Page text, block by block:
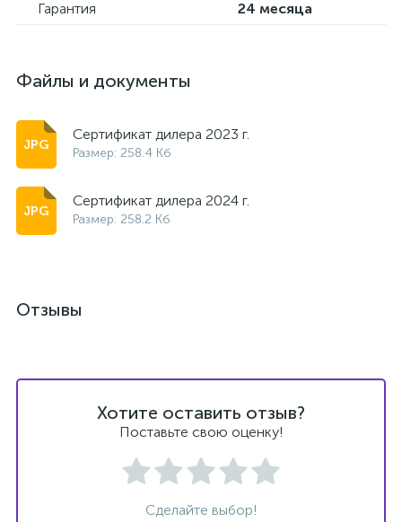
Гарантия 24 месяца
Файлы и документы
Сертификат дилера 2023 г.
Размер: 258.4 Кб
Сертификат дилера 2024 г.
Размер: 258.2 Кб
Отзывы
Хотите оставить отзыв?
Поставьте свою оценку!
Сделайте выбор!